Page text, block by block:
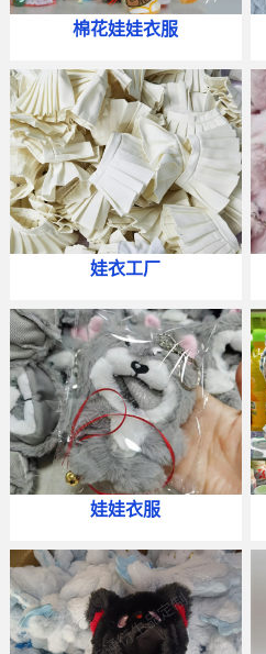
棉花娃娃衣服
娃衣工厂
娃娃衣服